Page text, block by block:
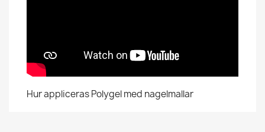
Hur appliceras Polygel med nagelmallar